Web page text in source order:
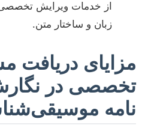
از خدمات ویرایش تخصصی
زبان و ساختار متن.
مزایای دریافت
تخصصی در
نامه